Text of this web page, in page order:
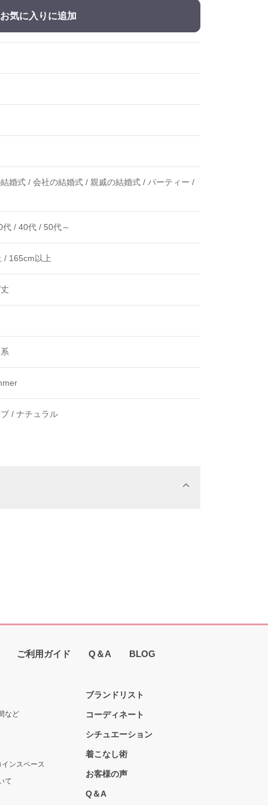
お気に入りに追加
婚式 / 会社の結婚式 / 親戚の結婚式 / パーティー /
代 / 40代 / 50代～
/ 165cm以上
/ ナチュラル
ご利用ガイド Q＆A BLOG
など
ンスペース
て
ブランドリスト
コーディネート
シチュエーション
着こなし術
お客様の声
Q＆A